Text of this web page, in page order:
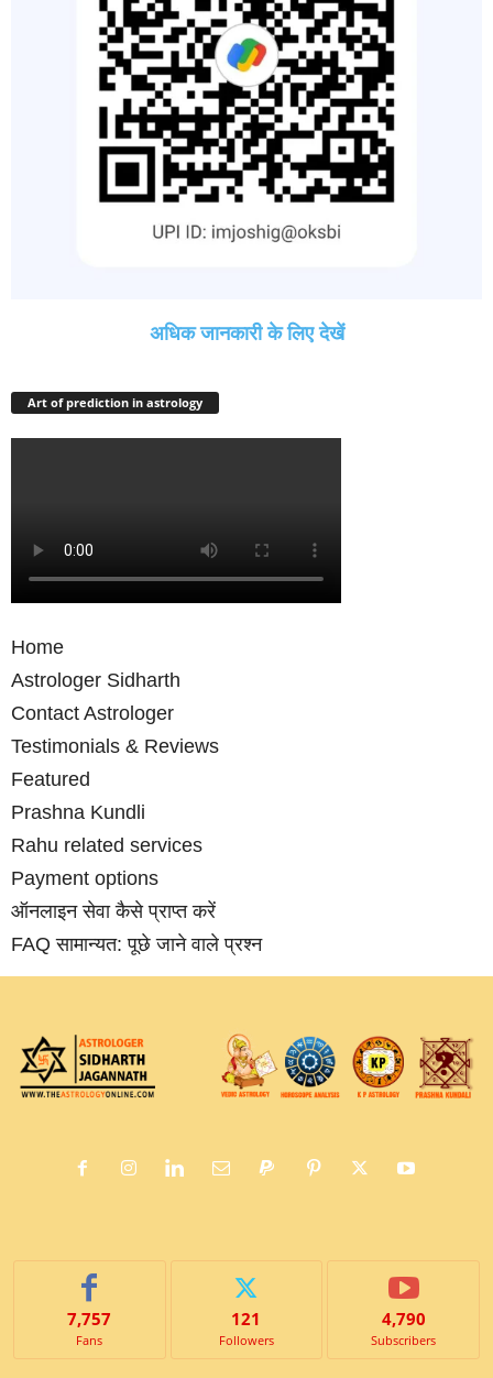
अधिक जानकारी के लिए देखें
Art of prediction in astrology
Home
Astrologer Sidharth
Contact Astrologer
Testimonials & Reviews
Featured
Prashna Kundli
Rahu related services
Payment options
ऑनलाइन सेवा कैसे प्राप्‍त करें
FAQ सामान्‍यत: पूछे जाने वाले प्रश्‍न
7,757
Fans
121
Followers
4,790
Subscribers